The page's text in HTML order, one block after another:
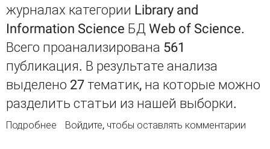
журналах категории Library and
Information Science БД Web of Science.
Всего проанализирована 561
публикация. В результате анализа
выделено 27 тематик, на которые можно
разделить статьи из нашей выборки.
Подробнее о Основные направления исследований
Войдите, чтобы оставлять комментарии